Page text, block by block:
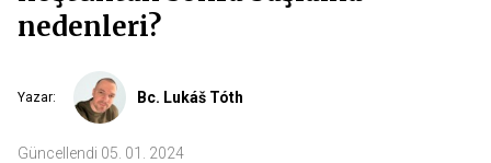
nedenleri?
Yazar: Bc. Lukáš Tóth
Güncellendi 05. 01. 2024